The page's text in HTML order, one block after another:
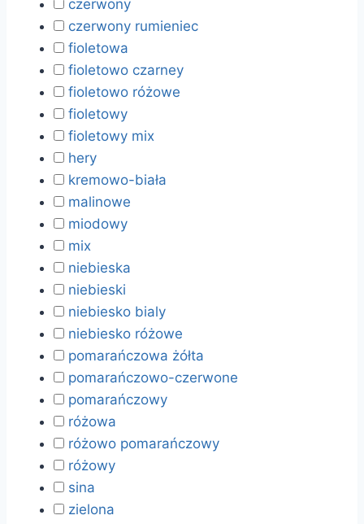
czerwony
czerwony rumieniec
fioletowa
fioletowo czarney
fioletowo różowe
fioletowy
fioletowy mix
hery
kremowo-biała
malinowe
miodowy
mix
niebieska
niebieski
niebiesko bialy
niebiesko różowe
pomarańczowa żółta
pomarańczowo-czerwone
pomarańczowy
różowa
różowo pomarańczowy
różowy
sina
zielona